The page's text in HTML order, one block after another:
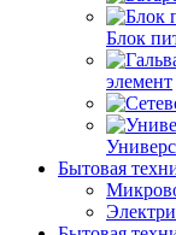
Блок
элемент
Бытовая